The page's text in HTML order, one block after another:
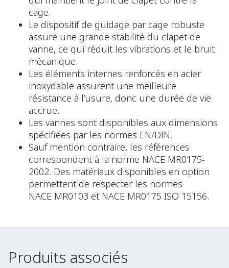
cage.
Le dispositif de guidage par cage robuste
assure une grande stabilité du clapet de
vanne, ce qui réduit les vibrations et le bruit
mécanique.
Les éléments internes renforcés en acier
inoxydable assurent une meilleure
résistance à l’usure, donc une durée de vie
accrue.
Les vannes sont disponibles aux dimensions
spécifiées par les normes EN/DIN.
Sauf mention contraire, les références
correspondent à la norme NACE MR0175-
2002. Des matériaux disponibles en option
permettent de respecter les normes
NACE MR0103 et NACE MR0175 ISO 15156.
Produits associés
Produits associés